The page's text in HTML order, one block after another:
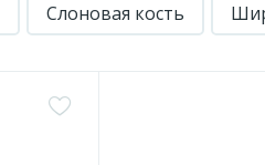
Слоновая кость